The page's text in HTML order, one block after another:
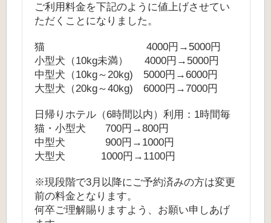
ご利用料金を下記のように値上げさせてい
ただくことになりました。
猫 4000円→5000円
小型犬（10kg未満） 4000円→5000円
中型犬（10kg～20kg) 5000円→6000円
大型犬（20kg～40kg) 6000円→7000円
日帰りホテル（6時間以内）利用：1時間毎
猫・小型犬 700円→800円
中型犬 900円→1000円
大型犬 1000円→1100円
※現段階で3月以降にご予約済みの方は変更
前の料金となります。
何卒ご理解賜りますよう、お願い申しあげ